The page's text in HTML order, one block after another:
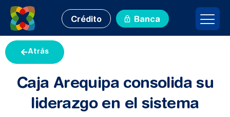
Crédito Banca
Atrás
Caja Arequipa consolida su
liderazgo en el sistema